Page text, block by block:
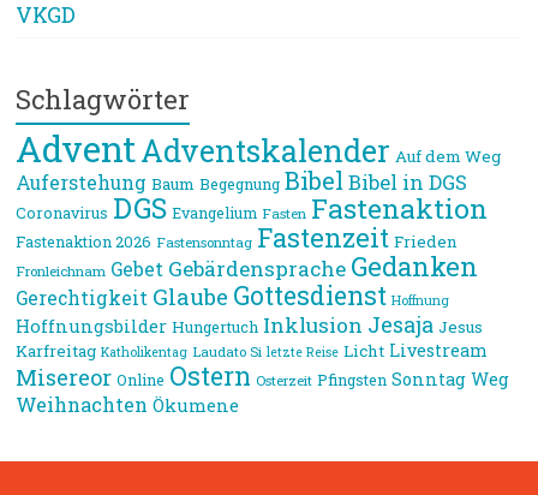
VKGD
Schlagwörter
AdventAdventskalender Auf dem Weg
Auferstehung Baum Begegnung Bibel Bibel in DGS
Coronavirus DGS Evangelium Fasten Fastenaktion
Fastenaktion 2026 Fastensonntag Fastenzeit Frieden
Fronleichnam Gebet Gebärdensprache Gedanken
Gerechtigkeit Glaube Gottesdienst Hoffnung
Hoffnungsbilder Hungertuch Inklusion Jesaja Jesus
Karfreitag Katholikentag Laudato Si letzte Reise Licht Livestream
Misereor Online Ostern Osterzeit Pfingsten Sonntag Weg
Weihnachten Ökumene